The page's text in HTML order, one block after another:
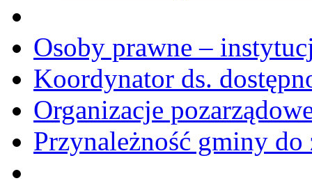
Osoby prawne –
Koordynator ds.
Organizacje
Przynależność gminy